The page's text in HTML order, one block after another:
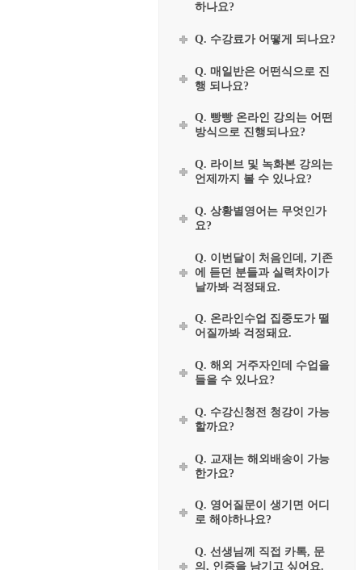
하나요?
Q. 수강료가 어떻게 되나요?
Q. 매일반은 어떤식으로 진
행 되나요?
Q. 빵빵 온라인 강의는 어떤
방식으로 진행되나요?
Q. 라이브 및 녹화본 강의는
언제까지 볼 수 있나요?
Q. 상황별영어는 무엇인가
요?
Q. 이번달이 처음인데, 기존
에 듣던 분들과 실력차이가
날까봐 걱정돼요.
Q. 온라인수업 집중도가 떨
어질까봐 걱정돼요.
Q. 해외 거주자인데 수업을
들을 수 있나요?
Q. 수강신청전 청강이 가능
할까요?
Q. 교재는 해외배송이 가능
한가요?
Q. 영어질문이 생기면 어디
로 해야하나요?
Q. 선생님께 직접 카톡, 문
의, 인증을 남기고 싶어요.